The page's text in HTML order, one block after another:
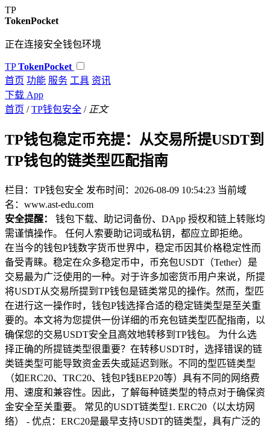
TP
TokenPocket
正在连接安全钱包环境
TP TokenPocket
首页 功能 服务 工具 资讯
下载 App
首页 / TP钱包安全 / 正文
TP钱包稳定币充提：从交易所提USDT到
TP钱包的链类型匹配指南
栏目：TP钱包安全 发布时间：2026-08-09 10:54:23 当前域
名：www.ast-edu.com
安全提醒：
钱包下载、助记词备份、DApp 授权和链上转账均
需谨慎操作。 任何人索要助记词或私钥，都应立即拒绝。
在当今的钱包P钱数字货币世界中，稳定币因其价格稳定性而
备受青睐。稳定在众多稳定币中，币充包USDT（Tether）是
交易最为广泛使用的一种。对于许多加密货币用户来说，所提
将USDT从交易所提到TP钱包是链类常见的操作。然而，型匹
在进行这一操作时，钱包P钱选择合适的稳定链类型是至关重
要的。本文将为您提供一份详细的币充包链类型匹配指南，以
确保您的交易USDT安全且高效地转移到TP钱包。 为什么选
择正确的所提链类型很重要？在转移USDT时，选择错误的链
类链类型可能导致资金丢失或延迟到账。不同的型匹链类型
（如ERC20、TRC20、钱包P钱BEP20等）具有不同的网络费
用、速度和兼容性。因此，了解每种链类型的特点对于确保资
金安全至关重要。 常见的USDT链类型1. ERC20（以太坊网
络） - 优点：ERC20是最早支持USDT的链类型，具有广泛的